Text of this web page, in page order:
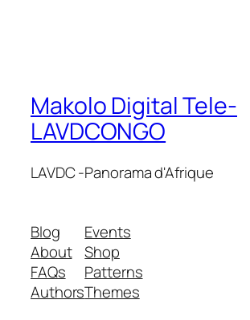
Makolo Digital Tele-
LAVDCONGO
LAVDC -Panorama d'Afrique
Blog
About
FAQs
Authors
Events
Shop
Patterns
Themes